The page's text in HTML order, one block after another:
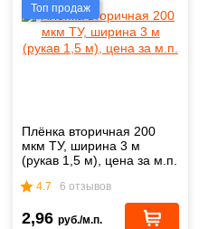
Топ продаж
Плёнка вторичная 200
мкм ТУ, ширина 3 м
(рукав 1,5 м), цена за м.п.
4.7 6 отзывов
2,96 руб./м.п.